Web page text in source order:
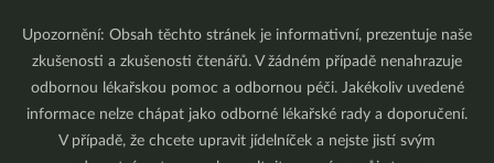
Upozornění: Obsah těchto stránek je informativní, prezentuje naše
zkušenosti a zkušenosti čtenářů. V žádném případě nenahrazuje
odbornou lékařskou pomoc a odbornou péči. Jakékoliv uvedené
informace nelze chápat jako odborné lékařské rady a doporučení.
V případě, že chcete upravit jídelníček a nejste jistí svým